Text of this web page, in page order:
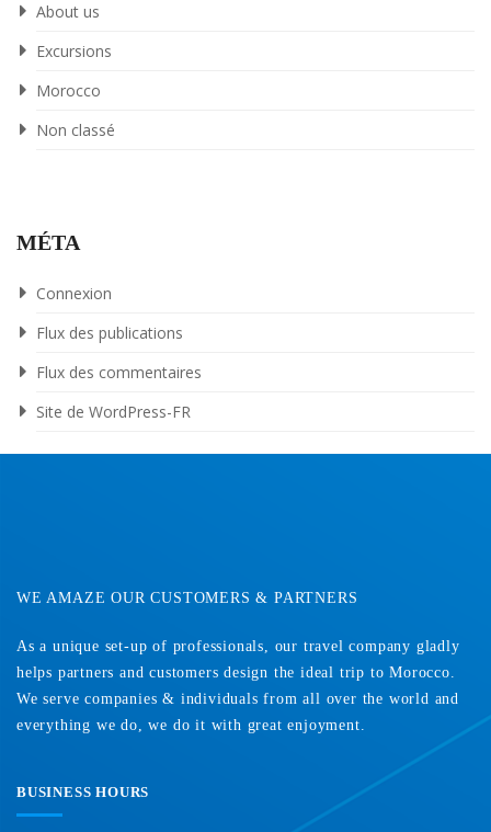
About us
Excursions
Morocco
Non classé
MÉTA
Connexion
Flux des publications
Flux des commentaires
Site de WordPress-FR
WE AMAZE OUR CUSTOMERS & PARTNERS
As a unique set-up of professionals, our travel company gladly
helps partners and customers design the ideal trip to Morocco.
We serve companies & individuals from all over the world and
everything we do, we do it with great enjoyment.
BUSINESS HOURS